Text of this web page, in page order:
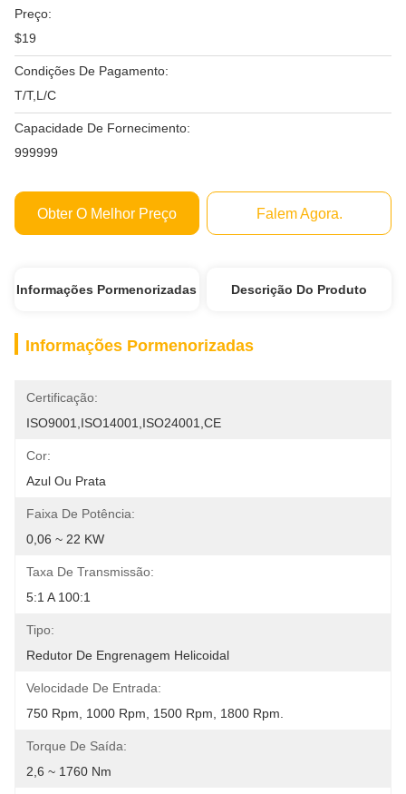
Preço:
$19
Condições De Pagamento:
T/T,L/C
Capacidade De Fornecimento:
999999
Obter O Melhor Preço Falem Agora.
Informações Pormenorizadas Descrição Do Produto
Informações Pormenorizadas
Certificação:
ISO9001,ISO14001,ISO24001,CE
Cor:
Azul Ou Prata
Faixa De Potência:
0,06 ~ 22 KW
Taxa De Transmissão:
5:1 A 100:1
Tipo:
Redutor De Engrenagem Helicoidal
Velocidade De Entrada:
750 Rpm, 1000 Rpm, 1500 Rpm, 1800 Rpm.
Torque De Saída:
2,6 ~ 1760 Nm